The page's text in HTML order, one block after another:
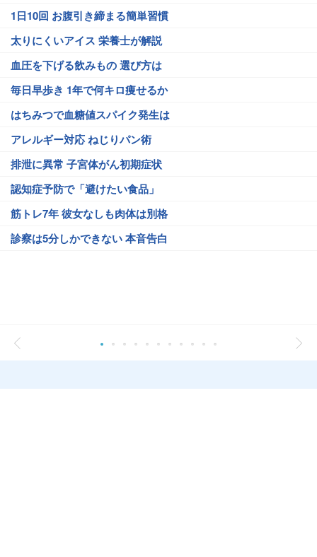
1日10回 お腹引き締まる簡単習慣
太りにくいアイス 栄養士が解説
血圧を下げる飲みもの 選び方は
毎日早歩き 1年で何キロ痩せるか
はちみつで血糖値スパイク発生は
アレルギー対応 ねじりパン術
排泄に異常 子宮体がん初期症状
認知症予防で「避けたい食品」
筋トレ7年 彼女なしも肉体は別格
診察は5分しかできない 本音告白